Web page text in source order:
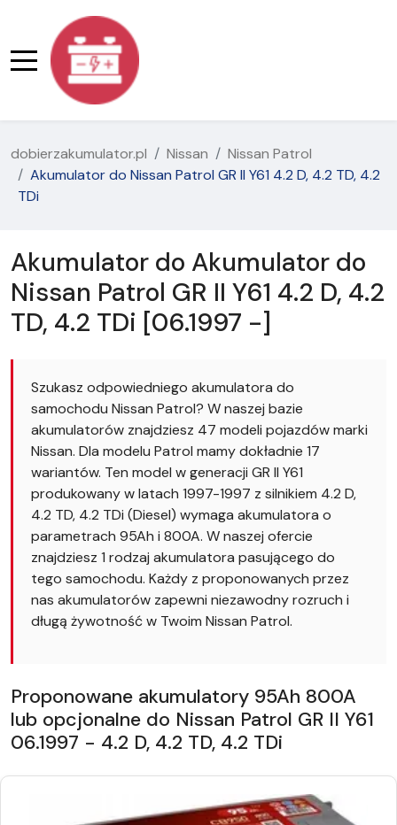
dobierzakumulator.pl Nissan
Nissan Patrol
Akumulator do Nissan Patrol GR II Y61 4.2 D, 4.2 TD, 4.2
TDi
Akumulator do Akumulator do
Nissan Patrol GR II Y61 4.2 D, 4.2
TD, 4.2 TDi [06.1997 -]
Szukasz odpowiedniego akumulatora do
samochodu Nissan Patrol? W naszej bazie
akumulatorów znajdziesz 47 modeli pojazdów marki
Nissan. Dla modelu Patrol mamy dokładnie 17
wariantów. Ten model w generacji GR II Y61
produkowany w latach 1997-1997 z silnikiem 4.2 D,
4.2 TD, 4.2 TDi (Diesel) wymaga akumulatora o
parametrach 95Ah i 800A. W naszej ofercie
znajdziesz 1 rodzaj akumulatora pasującego do
tego samochodu. Każdy z proponowanych przez
nas akumulatorów zapewni niezawodny rozruch i
długą żywotność w Twoim Nissan Patrol.
Proponowane akumulatory 95Ah 800A
lub opcjonalne do Nissan Patrol GR II Y61
06.1997 - 4.2 D, 4.2 TD, 4.2 TDi